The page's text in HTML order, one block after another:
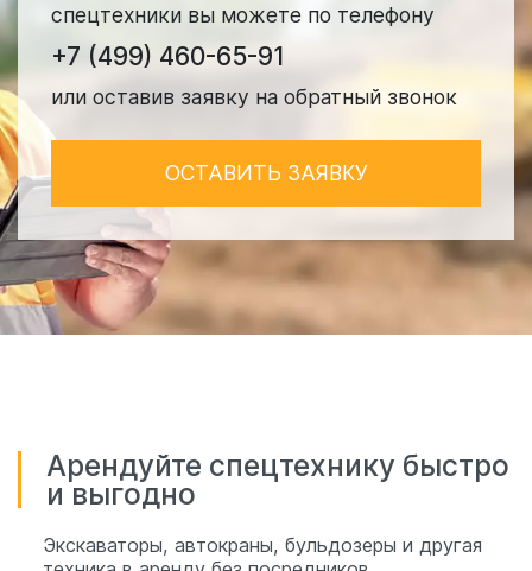
спецтехники вы можете по телефону
+7 (499) 460-65-91
или оставив заявку на обратный звонок
ОСТАВИТЬ ЗАЯВКУ
Арендуйте спецтехнику быстро
и выгодно
Экскаваторы, автокраны, бульдозеры и другая